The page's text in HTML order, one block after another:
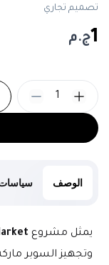
تصميم تجاري
1ج.م
1
الوصف
يمثل مشروع